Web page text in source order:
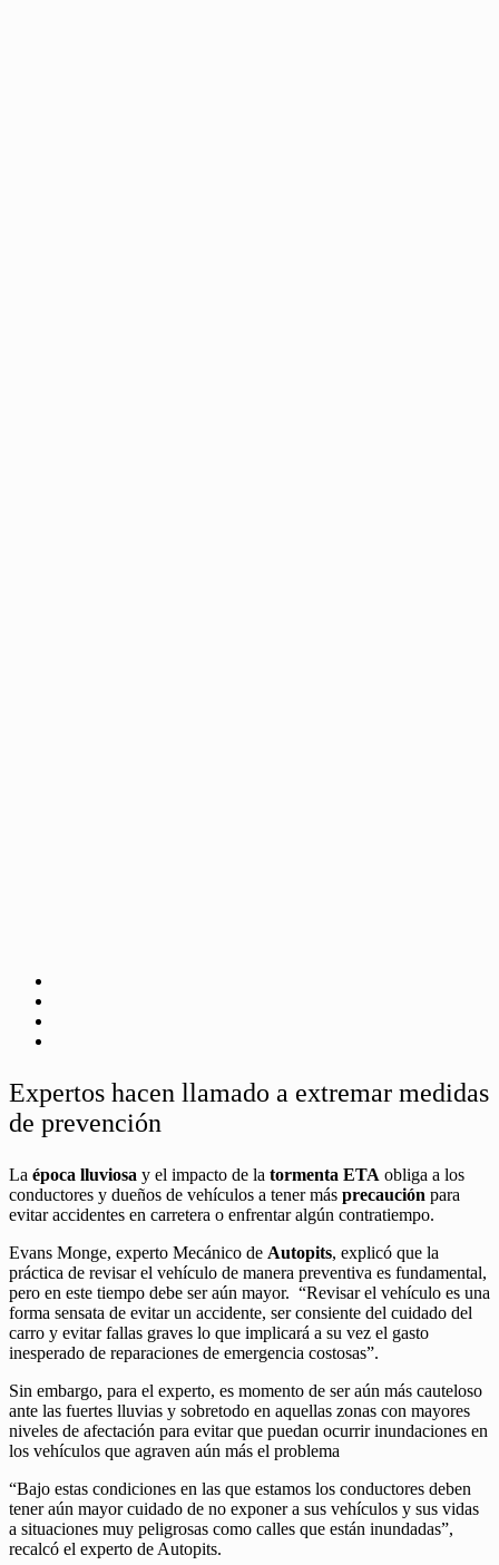
Expertos hacen llamado a extremar medidas
de prevención
La época lluviosa y el impacto de la tormenta ETA obliga a los
conductores y dueños de vehículos a tener más precaución para
evitar accidentes en carretera o enfrentar algún contratiempo.
Evans Monge, experto Mecánico de Autopits, explicó que la
práctica de revisar el vehículo de manera preventiva es fundamental,
pero en este tiempo debe ser aún mayor. “Revisar el vehículo es una
forma sensata de evitar un accidente, ser consiente del cuidado del
carro y evitar fallas graves lo que implicará a su vez el gasto
inesperado de reparaciones de emergencia costosas”.
Sin embargo, para el experto, es momento de ser aún más cauteloso
ante las fuertes lluvias y sobretodo en aquellas zonas con mayores
niveles de afectación para evitar que puedan ocurrir inundaciones en
los vehículos que agraven aún más el problema
“Bajo estas condiciones en las que estamos los conductores deben
tener aún mayor cuidado de no exponer a sus vehículos y sus vidas
a situaciones muy peligrosas como calles que están inundadas”,
recalcó el experto de Autopits.